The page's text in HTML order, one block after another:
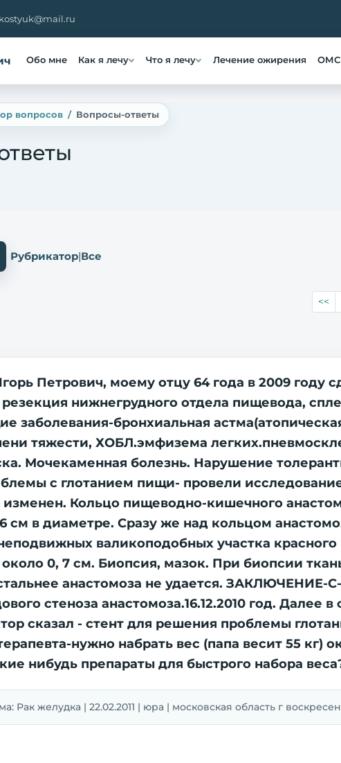
Обо мне Как я лечу Что я лечу Лечение ожирения ОМС
вопросов Вопросы-ответы
Рубрикатор|Все
<<
Петрович, моему отцу 64 года в 2009 году
резекция нижнегрудного отдела пищевода,
заболевания-бронхиальная
тяжести, ХОБЛ.эмфизема
Мочекаменная болезнь. Нарушение
с глотанием пищи- провели
изменен. Кольцо пищеводно-кишечного
см в диаметре. Сразу же над кольцом
валикоподобных участка
0, 7 см. Биопсия, мазок. При биопсии
анастомоза не удается. ЗАКЛЮЧЕНИЕ-
стеноза анастомоза.16.12.2010 год. Далее
сказал - стент для решения проблемы
нужно набрать вес (папа весит 55 кг)
нибудь препараты для быстрого набора
Рак желудка | 22.02.2011 | юра | московская область г